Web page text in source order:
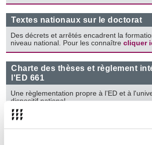
Textes nationaux sur le doctorat
Des décrets et arrêtés encadrent la
niveau national. Pour les connaîtrecliquer
Charte des thèses et règlement
l'ED 661
Une règlementation propre à l’ED et à
dispositif national.
Pour les connaître le règlement intérieur de
Pour télécharger la Charte des thèses en
Sorbonne Nouvelle,cliquer ici